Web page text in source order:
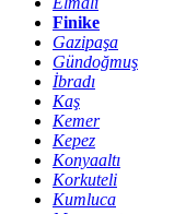
Finike
Gazipaşa
Gündoğmuş
İbradı
Kaş
Kemer
Kepez
Konyaaltı
Korkuteli
Kumluca